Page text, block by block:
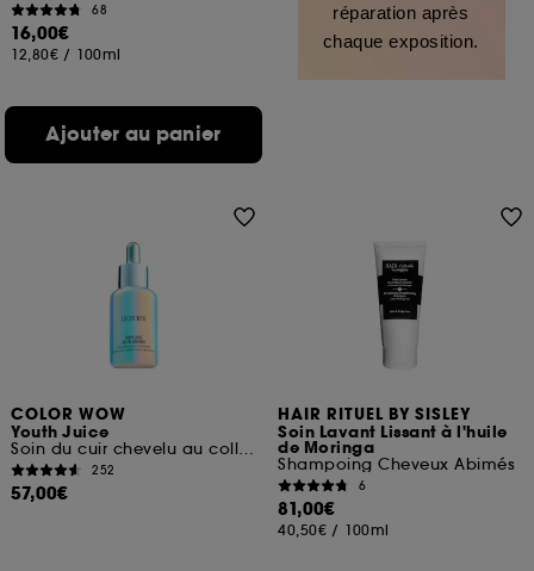
68
16,00€
12,80€ / 100ml
Ajouter au panier
réparation après
chaque exposition.
COLOR WOW
Youth Juice
Soin du cuir chevelu au collagène
252
57,00€
HAIR RITUEL BY SISLEY
Soin Lavant Lissant à l'huile
de Moringa
Shampoing Cheveux Abimés
6
81,00€
40,50€ / 100ml